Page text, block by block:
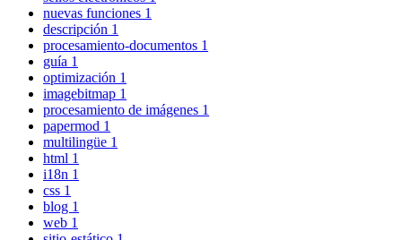
nuevas funciones 1
descripción 1
procesamiento-documentos 1
guía 1
optimización 1
imagebitmap 1
procesamiento de imágenes 1
papermod 1
multilingüe 1
html 1
i18n 1
css 1
blog 1
web 1